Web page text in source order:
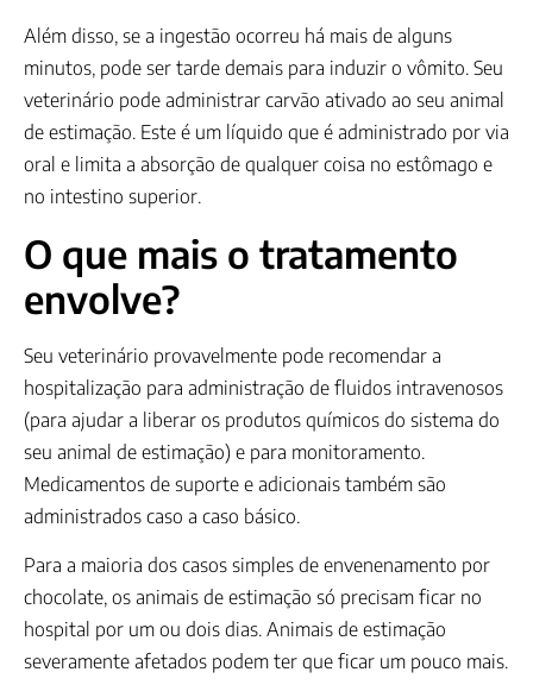
Além disso, se a ingestão ocorreu há mais de alguns
minutos, pode ser tarde demais para induzir o vômito. Seu
veterinário pode administrar carvão ativado ao seu animal
de estimação. Este é um líquido que é administrado por via
oral e limita a absorção de qualquer coisa no estômago e
no intestino superior.
O que mais o tratamento
envolve?
Seu veterinário provavelmente pode recomendar a
hospitalização para administração de fluidos intravenosos
(para ajudar a liberar os produtos químicos do sistema do
seu animal de estimação) e para monitoramento.
Medicamentos de suporte e adicionais também são
administrados caso a caso básico.
Para a maioria dos casos simples de envenenamento por
chocolate, os animais de estimação só precisam ficar no
hospital por um ou dois dias. Animais de estimação
severamente afetados podem ter que ficar um pouco mais.